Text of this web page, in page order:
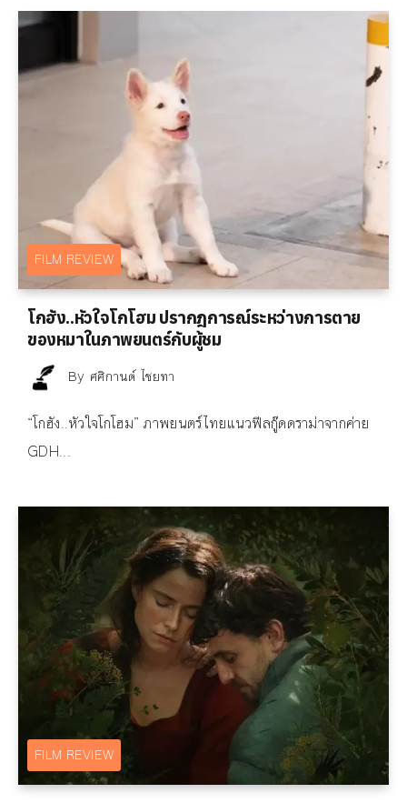
FILM REVIEW
โกฮัง..หัวใจโกโฮม ปรากฎการณ์ระหว่างการตาย
ของหมาในภาพยนตร์กับผู้ชม
By ศศิกานต์ ไชยทา
“โกฮัง..หัวใจโกโฮม” ภาพยนตร์ไทยแนวฟีลกู๊ดดราม่าจากค่าย
GDH...
FILM REVIEW